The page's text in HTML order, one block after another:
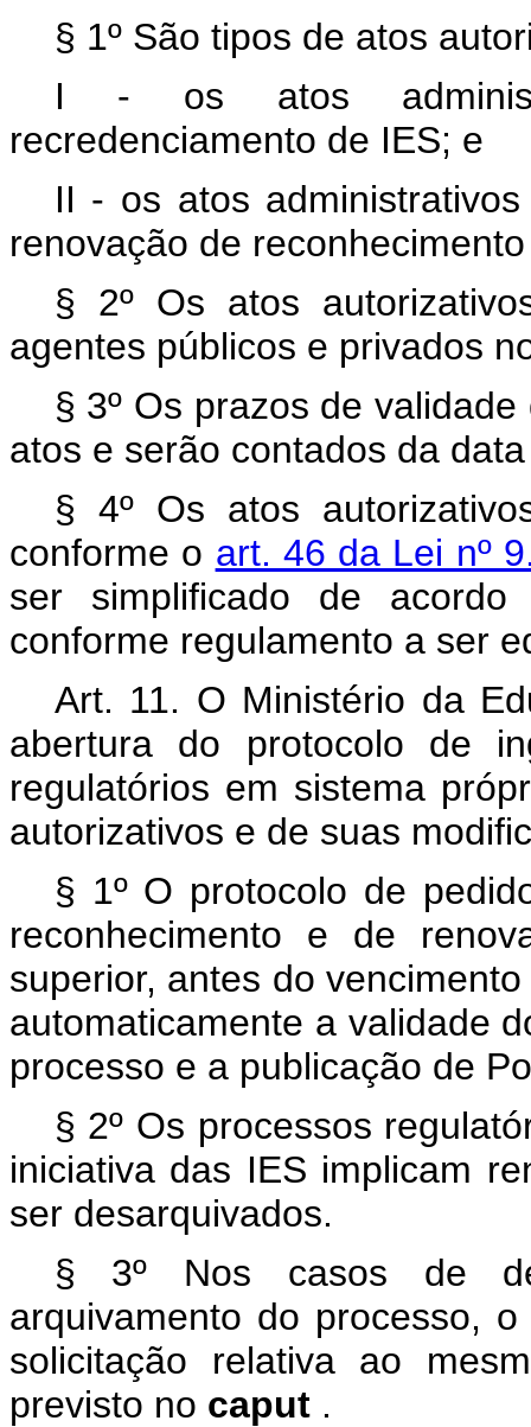
§ 1º São tipos de atos
I - os atos
recredenciamento de IES; e
II - os atos
renovação de
§ 2º Os atos
agentes públicos e privados
§ 3º Os prazos de
atos e serão contados da
§ 4º Os atos
conforme o art. 46 da Lei nº
ser simplificado de
conforme regulamento a ser
Art. 11. O Ministério da
abertura do protocolo de
regulatórios em sistema
autorizativos e de suas
§ 1º O protocolo de
reconhecimento e de
superior, antes do
automaticamente a validade
processo e a publicação de
§ 2º Os processos
iniciativa das IES implicam
ser desarquivados.
§ 3º Nos casos de
arquivamento do processo,
solicitação relativa ao
previsto no caput .